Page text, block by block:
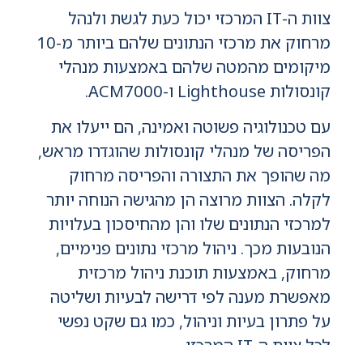
צוות ה-IT המרכזי יכול כעת לגשת ולנהל
מרחוק את מרכזי הנתונים שלהם ביותר מ-10
מיקומים מהמטה שלהם באמצעות מנהלי
קונסולות Lighthouse ו-ACM7000.
עם טכנולוגיה פשוטה ואמינה, הם ייעלו את
הפריסה של מנהלי קונסולות שהוגדרו מראש,
מה שהופך את התצורה והפריסה מרחוק
לקלה. הצוות מרוצה הן מהגישה הנוחה יותר
למרכזי הנתונים שלו והן מהחיסכון בעלויות
הנובעות מכך. ניהול מרכזי נתונים פנימיים,
מרחוק, באמצעות תוכנת ניהול מרכזית
מאפשרת מענה לפי דרישה לבעיות ושליטה
על פתרון בעיות וניהול, כמו גם שקט נפשי